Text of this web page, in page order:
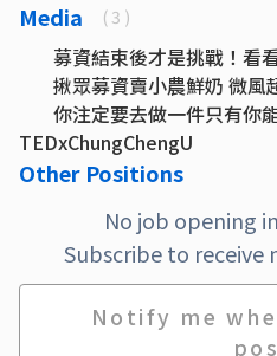
Media ( 3 )
募資結束後才是挑戰！看
揪眾募資賣小農鮮奶 微風
你注定要去做一件只有你
TEDxChungChengU
Other Positions
No job opening
Subscribe to
Notify me